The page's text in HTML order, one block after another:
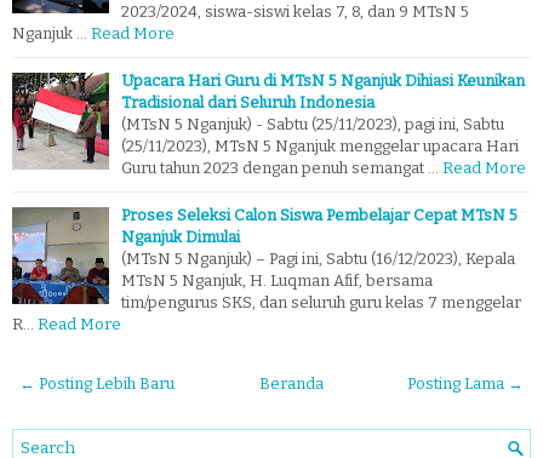
2023/2024, siswa-siswi kelas 7, 8, dan 9 MTsN 5
Nganjuk …
Read More
Upacara Hari Guru di MTsN 5 Nganjuk Dihiasi Keunikan
Tradisional dari Seluruh Indonesia
(MTsN 5 Nganjuk) - Sabtu (25/11/2023), pagi ini, Sabtu
(25/11/2023), MTsN 5 Nganjuk menggelar upacara Hari
Guru tahun 2023 dengan penuh semangat …
Read More
Proses Seleksi Calon Siswa Pembelajar Cepat MTsN 5
Nganjuk Dimulai
(MTsN 5 Nganjuk) – Pagi ini, Sabtu (16/12/2023), Kepala
MTsN 5 Nganjuk, H. Luqman Afif, bersama
tim/pengurus SKS, dan seluruh guru kelas 7 menggelar
R…
Read More
← Posting Lebih Baru Posting Lama →
Beranda